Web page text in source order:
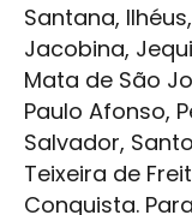
Santana,
Jacobina,
Mata de São
Paulo Afonso,
Salvador,
Teixeira de
Conquista.